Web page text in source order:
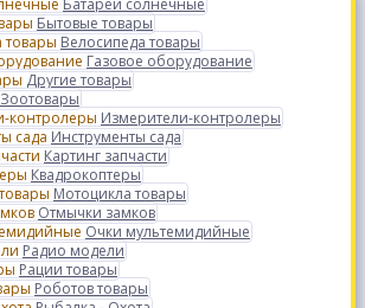
Батареи солнечные
Бытовые товары
Велосипеда товары
Газовое оборудование
Другие товары
Зоотовары
Измерители-контролеры
Инструменты сада
Картинг запчасти
Квадрокоптеры
Мотоцикла товары
Отмычки замков
Очки мультемидийные
Радио модели
Рации товары
Роботов товары